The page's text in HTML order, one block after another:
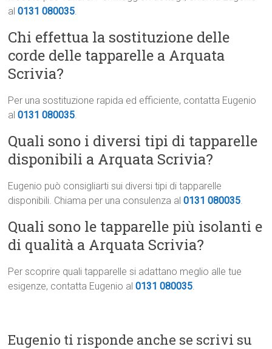
al0131 080035.
Chi effettua la sostituzione delle
corde delle tapparelle a Arquata
Scrivia?
Per una sostituzione rapida ed efficiente, contatta Eugenio
al0131 080035.
Quali sono i diversi tipi di tapparelle
disponibili a Arquata Scrivia?
Eugenio può consigliarti sui diversi tipi di tapparelle
disponibili. Chiama per una consulenza al0131 080035.
Quali sono le tapparelle più isolanti e
di qualità a Arquata Scrivia?
Per scoprire quali tapparelle si adattano meglio alle tue
esigenze, contatta Eugenio al0131 080035.
Eugenio ti risponde anche se scrivi su